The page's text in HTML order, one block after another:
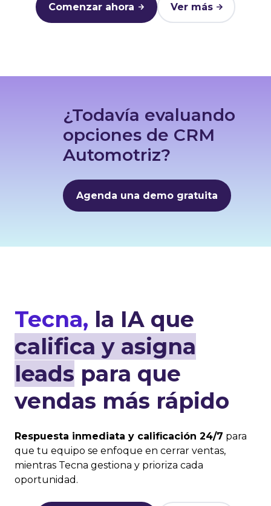
Comenzar ahora Ver más
¿Todavía evaluando
opciones de CRM
Automotriz?
Agenda una demo gratuita
Tecna, la IA que
califica y asigna
leads para que
vendas más rápido
Respuesta inmediata y calificación 24/7 para
que tu equipo se enfoque en cerrar ventas,
mientras Tecna gestiona y prioriza cada
oportunidad.